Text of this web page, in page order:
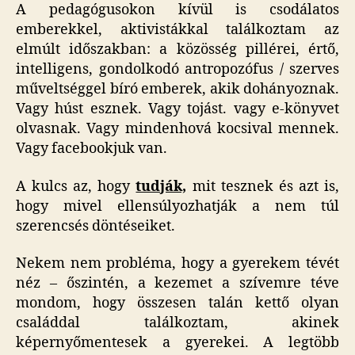
A pedagógusokon kívül is csodálatos
emberekkel, aktivistákkal találkoztam az
elmúlt időszakban: a közösség pillérei, értő,
intelligens, gondolkodó antropozófus / szerves
műveltséggel bíró emberek, akik dohányoznak.
Vagy húst esznek. Vagy tojást. vagy e-könyvet
olvasnak. Vagy mindenhová kocsival mennek.
Vagy facebookjuk van.
A kulcs az, hogytudják, mit tesznek és azt is,
hogy mivel ellensúlyozhatják a nem túl
szerencsés döntéseiket.
Nekem nem probléma, hogy a gyerekem tévét
néz – őszintén, a kezemet a szívemre téve
mondom, hogy összesen talán kettő olyan
családdal találkoztam, akinek
képernyőmentesek a gyerekei. A legtöbb